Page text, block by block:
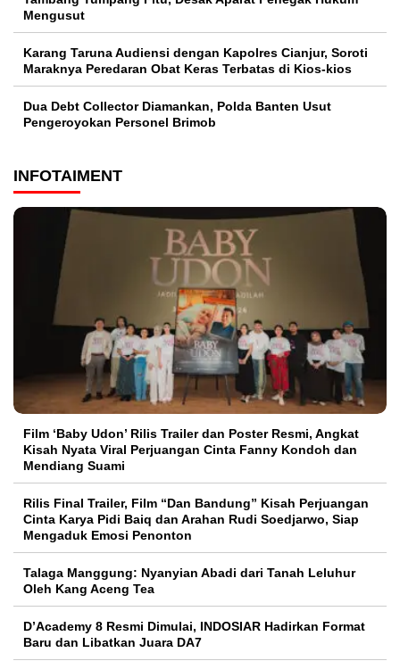
Mengusut
Karang Taruna Audiensi dengan Kapolres Cianjur, Soroti
Maraknya Peredaran Obat Keras Terbatas di Kios-kios
Dua Debt Collector Diamankan, Polda Banten Usut
Pengeroyokan Personel Brimob
INFOTAIMENT
Film ‘Baby Udon’ Rilis Trailer dan Poster Resmi, Angkat
Kisah Nyata Viral Perjuangan Cinta Fanny Kondoh dan
Mendiang Suami
Rilis Final Trailer, Film “Dan Bandung” Kisah Perjuangan
Cinta Karya Pidi Baiq dan Arahan Rudi Soedjarwo, Siap
Mengaduk Emosi Penonton
Talaga Manggung: Nyanyian Abadi dari Tanah Leluhur
Oleh Kang Aceng Tea
D’Academy 8 Resmi Dimulai, INDOSIAR Hadirkan Format
Baru dan Libatkan Juara DA7